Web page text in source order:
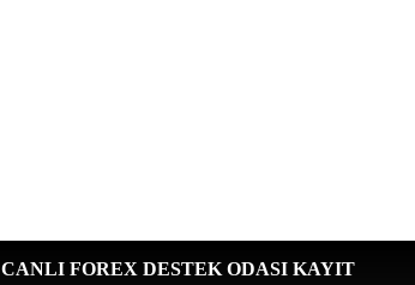
CANLI FOREX DESTEK ODASI KAYIT